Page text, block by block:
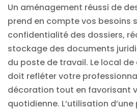
Un aménagement réussi de
prend en compte vos besoins
confidentialité des dossiers,
stockage des documents
du poste de travail. Le local de
doit refléter votre
décoration tout en favorisant
quotidienne. L’utilisation d’une